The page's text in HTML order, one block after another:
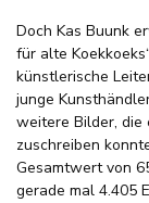
Doch Kas Buunk
für alte
künstlerische
junge
weitere Bilder, die
zuschreiben
Gesamtwert von
gerade mal 4.405